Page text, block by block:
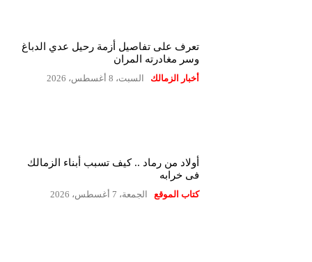
تعرف على تفاصيل أزمة رحيل عدي الدباغ
وسر مغادرته المران
أخبار الزمالك السبت، 8 أغسطس، 2026
أولاد من رماد .. كيف تسبب أبناء الزمالك
فى خرابه
كتاب الموقع الجمعة، 7 أغسطس، 2026